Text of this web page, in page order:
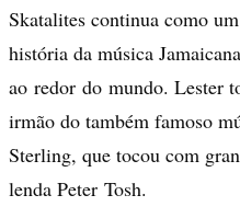
Skatalites continua como
história da música
ao redor do mundo. Lester
irmão do também famoso
Sterling, que tocou com
lenda Peter Tosh.